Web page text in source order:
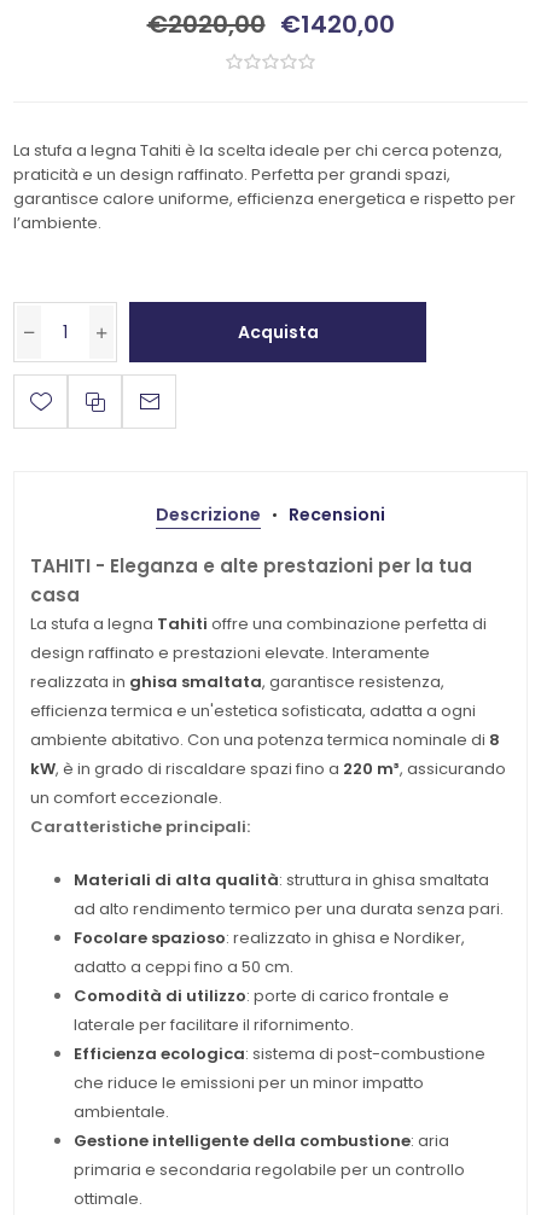
€2020,00 €1420,00
La stufa a legna Tahiti è la scelta ideale per chi cerca potenza,
praticità e un design raffinato. Perfetta per grandi spazi,
garantisce calore uniforme, efficienza energetica e rispetto per
l’ambiente.
Acquista
Descrizione Recensioni
TAHITI - Eleganza e alte prestazioni per la tua
casa
La stufa a legna Tahiti offre una combinazione perfetta di
design raffinato e prestazioni elevate. Interamente
realizzata in ghisa smaltata, garantisce resistenza,
efficienza termica e un'estetica sofisticata, adatta a ogni
ambiente abitativo. Con una potenza termica nominale di 8
kW, è in grado di riscaldare spazi fino a 220 m³, assicurando
un comfort eccezionale.
Caratteristiche principali:
Materiali di alta qualità: struttura in ghisa smaltata
ad alto rendimento termico per una durata senza pari.
Focolare spazioso: realizzato in ghisa e Nordiker,
adatto a ceppi fino a 50 cm.
Comodità di utilizzo: porte di carico frontale e
laterale per facilitare il rifornimento.
Efficienza ecologica: sistema di post-combustione
che riduce le emissioni per un minor impatto
ambientale.
Gestione intelligente della combustione: aria
primaria e secondaria regolabile per un controllo
ottimale.